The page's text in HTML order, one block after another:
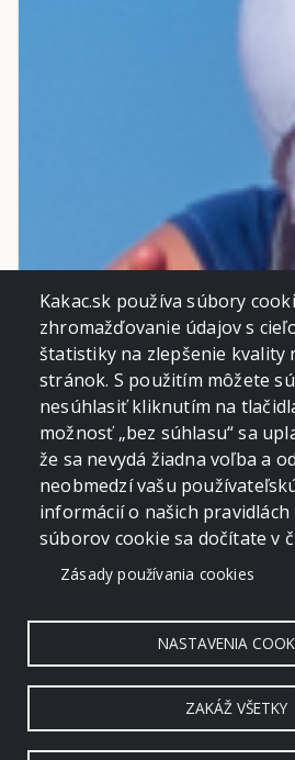
Kakac.sk používa súbory
zhromažďovanie údajov s
štatistiky na zlepšenie kvality
stránok. S použitím môžete
nesúhlasiť kliknutím na
možnosť „bez súhlasu“ sa
že sa nevydá žiadna voľba a
neobmedzí vašu
informácií o našich
súborov cookie sa dočítate v
Zásady používania cookies
NASTAVENIA
ZAKÁŽ VŠETKY